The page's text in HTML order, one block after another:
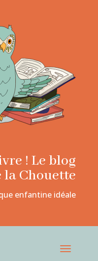
! Le blog
la Chouette
enfantine idéale